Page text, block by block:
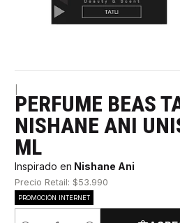
PERFUME BEAS
NISHANE ANI
ML
Inspirado en Nishane Ani
Precio Retail: $53.990
PROMOCIÓN INTERNET